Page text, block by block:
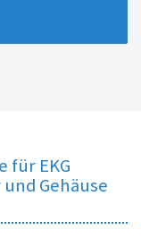
für EKG
Gehäuse